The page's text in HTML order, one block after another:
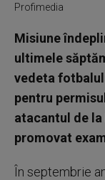
Profimedia
Misiune
ultimele
vedeta
pentru
atacantul de la
promovat
În septembrie